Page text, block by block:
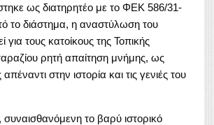
ως διατηρητέο με το ΦΕΚ 586/31-
το διάστημα, η αναστύλωση του
για τους κατοίκους της Τοπικής
ρητή απαίτηση μνήμης, ως
στην ιστορία και τις γενιές του
το βαρύ ιστορικό